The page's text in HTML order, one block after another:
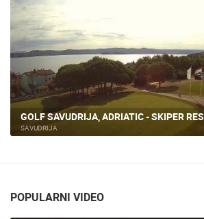
SAVUDRIJA, GOLF TERENI ADRIATIC
SAVUDRIJA
POPULARNI VIDEO